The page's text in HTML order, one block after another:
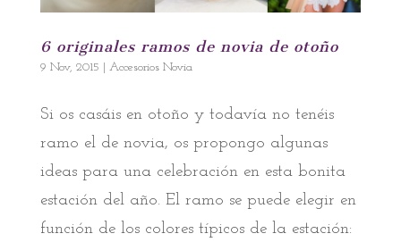
6 originales ramos de novia de otoño
9 Nov, 2015 Accesorios Novia
Si os casáis en otoño y todavía no tenéis
ramo el de novia, os propongo algunas
ideas para una celebración en esta bonita
estación del año. El ramo se puede elegir en
función de los colores típicos de la estación: